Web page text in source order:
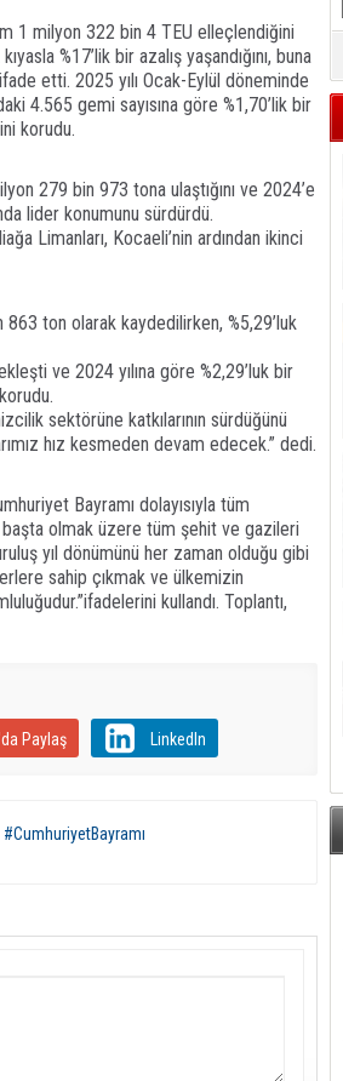
1 milyon 322 bin 4 TEU elleçlendiğini
%17’lik bir azalış yaşandığını, buna
etti. 2025 yılı Ocak-Eylül döneminde
4.565 gemi sayısına göre %1,70’lik bir
korudu.
279 bin 973 tona ulaştığını ve 2024’e
lider konumunu sürdürdü.
Limanları, Kocaeli’nin ardından ikinci
ton olarak kaydedilirken, %5,29’luk
ve 2024 yılına göre %2,29’luk bir
sektörüne katkılarının sürdüğünü
hız kesmeden devam edecek.” dedi.
Bayramı dolayısıyla tüm
başta olmak üzere tüm şehit ve gazileri
yıl dönümünü her zaman olduğu gibi
sahip çıkmak ve ülkemizin
kullandı. Toplantı,
Paylaş LinkedIn